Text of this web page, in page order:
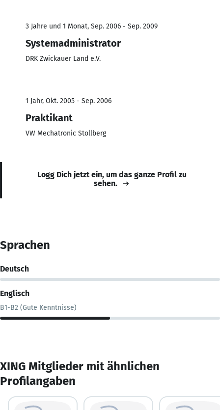
3 Jahre und 1 Monat, Sep. 2006 - Sep. 2009
Systemadministrator
DRK Zwickauer Land e.V.
1 Jahr, Okt. 2005 - Sep. 2006
Praktikant
VW Mechatronic Stollberg
Logg Dich jetzt ein, um das ganze Profil zu
sehen.
Sprachen
Deutsch
Englisch
B1-B2 (Gute Kenntnisse)
XING Mitglieder mit ähnlichen
Profilangaben